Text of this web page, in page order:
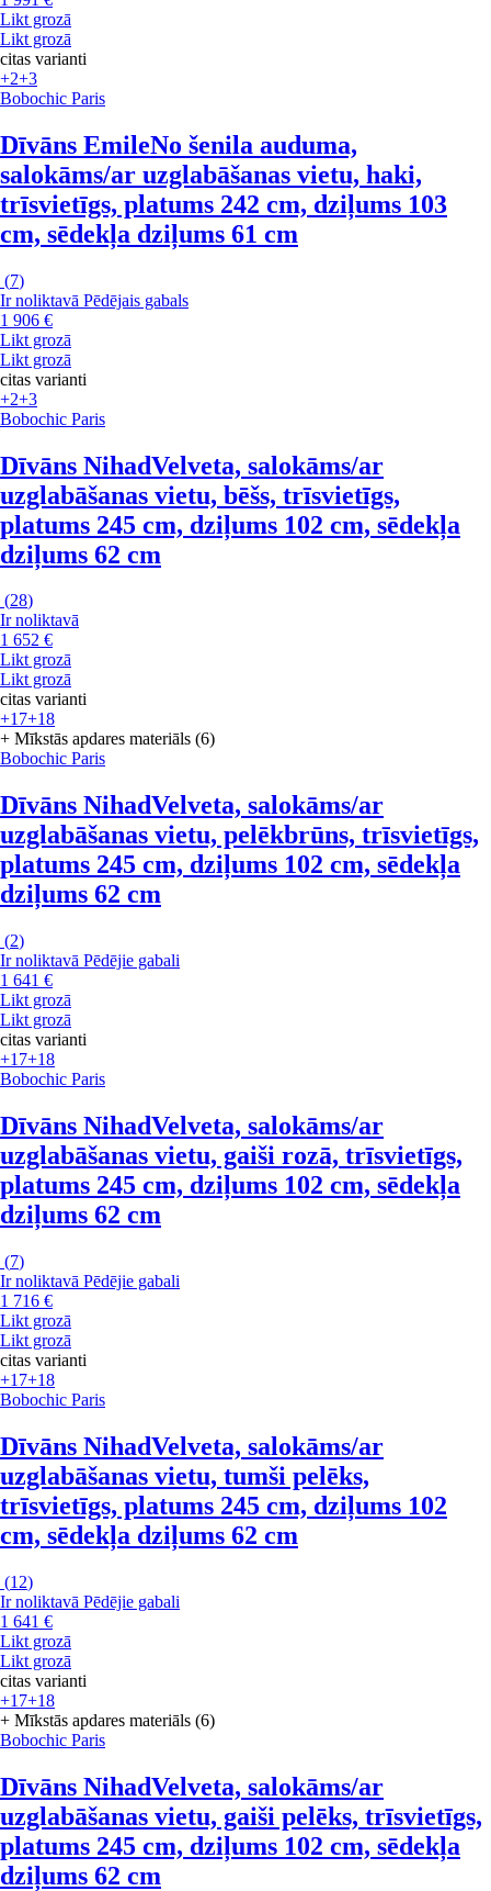
Likt grozā
Likt grozā
citas varianti
+2+3
Bobochic Paris
Dīvāns EmileNo šenila auduma,
salokāms/ar uzglabāšanas vietu, haki,
trīsvietīgs, platums 242 cm, dziļums 103
cm, sēdekļa dziļums 61 cm
(7)
Ir noliktavā Pēdējais gabals
1 906 €
Likt grozā
Likt grozā
citas varianti
+2+3
Bobochic Paris
Dīvāns NihadVelveta, salokāms/ar
uzglabāšanas vietu, bēšs, trīsvietīgs,
platums 245 cm, dziļums 102 cm, sēdekļa
dziļums 62 cm
(28)
Ir noliktavā
1 652 €
Likt grozā
Likt grozā
citas varianti
+17+18
+ Mīkstās apdares materiāls (6)
Bobochic Paris
Dīvāns NihadVelveta, salokāms/ar
uzglabāšanas vietu, pelēkbrūns, trīsvietīgs,
platums 245 cm, dziļums 102 cm, sēdekļa
dziļums 62 cm
(2)
Ir noliktavā Pēdējie gabali
1 641 €
Likt grozā
Likt grozā
citas varianti
+17+18
Bobochic Paris
Dīvāns NihadVelveta, salokāms/ar
uzglabāšanas vietu, gaiši rozā, trīsvietīgs,
platums 245 cm, dziļums 102 cm, sēdekļa
dziļums 62 cm
(7)
Ir noliktavā Pēdējie gabali
1 716 €
Likt grozā
Likt grozā
citas varianti
+17+18
Bobochic Paris
Dīvāns NihadVelveta, salokāms/ar
uzglabāšanas vietu, tumši pelēks,
trīsvietīgs, platums 245 cm, dziļums 102
cm, sēdekļa dziļums 62 cm
(12)
Ir noliktavā Pēdējie gabali
1 641 €
Likt grozā
Likt grozā
citas varianti
+17+18
+ Mīkstās apdares materiāls (6)
Bobochic Paris
Dīvāns NihadVelveta, salokāms/ar
uzglabāšanas vietu, gaiši pelēks, trīsvietīgs,
platums 245 cm, dziļums 102 cm, sēdekļa
dziļums 62 cm